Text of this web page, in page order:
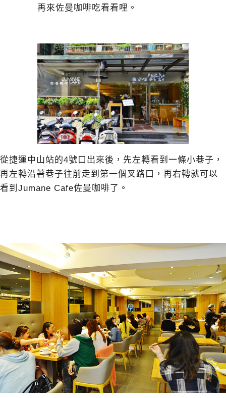
再來佐曼咖啡吃看看哩。
從捷運中山站的4號口出來後，先左轉看到一條小巷子，
再左轉沿著巷子往前走到第一個叉路口，再右轉就可以
看到Jumane Cafe佐曼咖啡了。